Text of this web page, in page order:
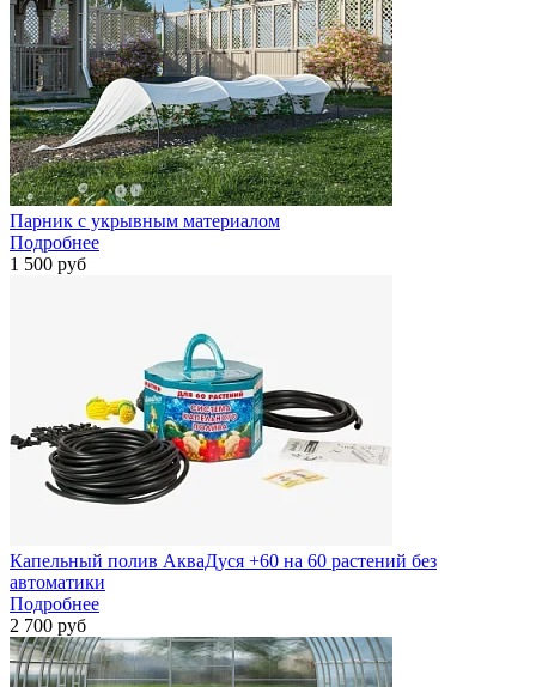
Парник с укрывным материалом
Подробнее
1 500 руб
Капельный полив АкваДуся +60 на 60 растений без
автоматики
Подробнее
2 700 руб